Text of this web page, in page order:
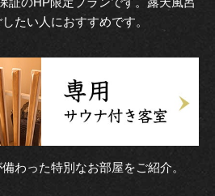
たい人におすすめです。
わった特別なお部屋をご紹介。